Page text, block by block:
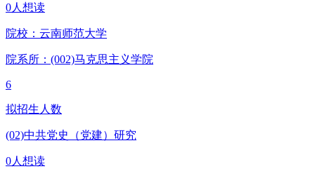
0人想读
院校： 云南师范大学
院系所：(002)马克思主义学院
6
拟招生人数
(02)中共党史（党建）研究
0人想读